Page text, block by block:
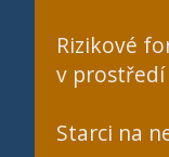
Rizikové
v prostředí
Starci na